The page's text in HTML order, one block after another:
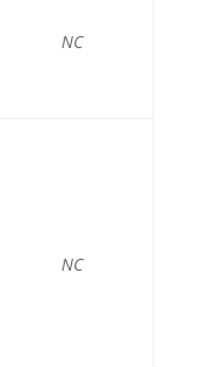
NC
NC